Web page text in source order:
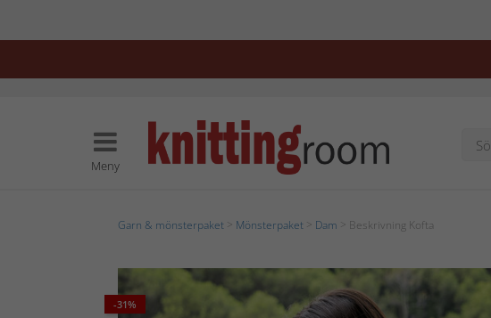
Meny
Garn & mönsterpaket Mönsterpaket Dam > Beskrivning Kofta
-31%